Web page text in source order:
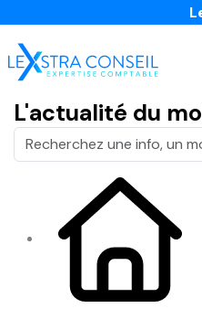
L'actualité du